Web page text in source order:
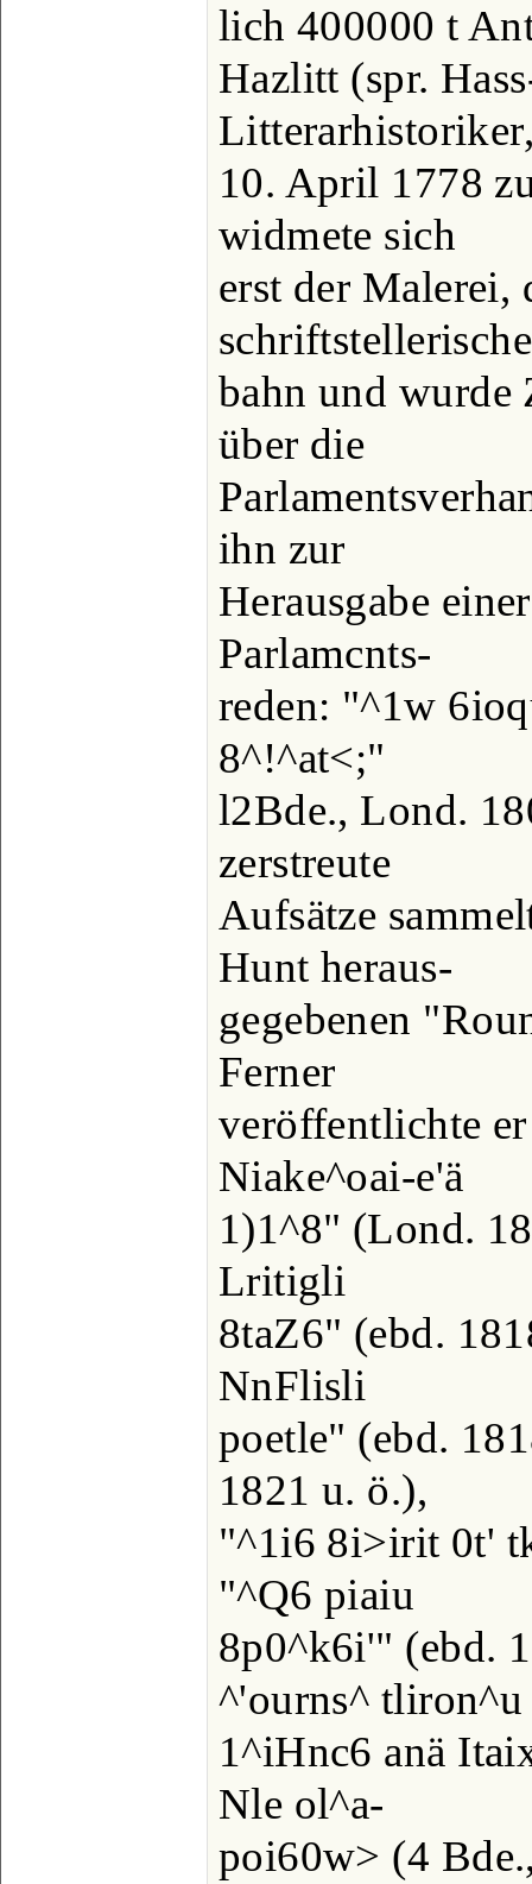
lich 400000 t
Hazlitt (spr.
10. April 1778
widmete sich
erst der Malerei,
bahn und wurde
über die
ihn zur
Herausgabe
Parlamcnts-
reden: "^1w
8^!^at<;"
l2Bde., Lond.
zerstreute
Aufsätze
Hunt heraus-
gegebenen
Ferner
veröffentlichte
Niake^oai-e'ä
1)1^8" (Lond.
Lritigli
8taZ6" (ebd.
NnFlisli
poetle" (ebd.
1821 u. ö.),
"^1i6 8i>irit 0t'
"^Q6 piaiu
8p0^k6i'" (ebd.
^'ourns^ tliron^u
1^iHnc6 anä
Nle ol^a-
poi60w> (4